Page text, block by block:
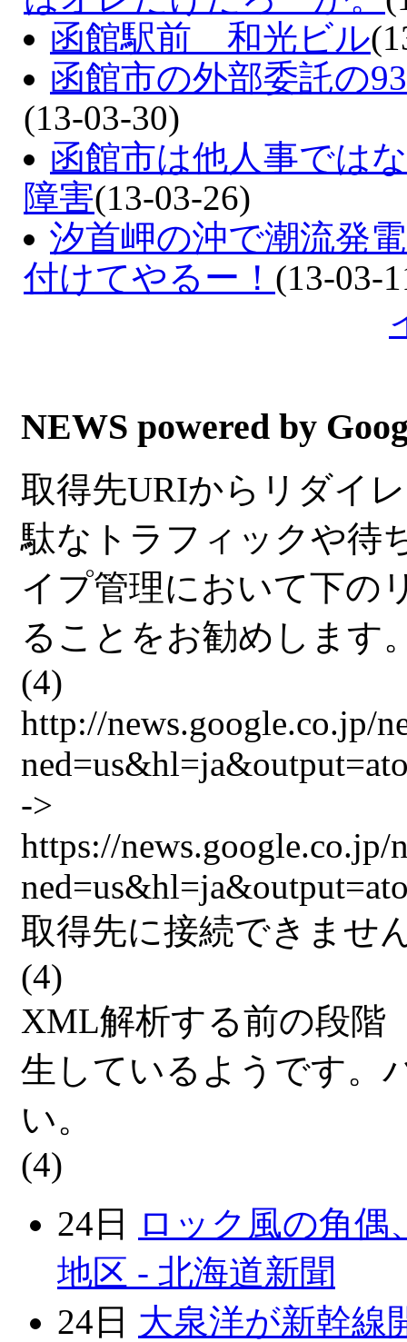
函館駅前 和光ビル
函館市の外部委託の
(13-03-30)
函館市は他人事では
障害(13-03-26)
汐首岬の沖で潮流発
付けてやるー！ (13-03-
NEWS powered by
取得先URIからリダイ
駄なトラフィックや待
イプ管理において下の
ることをお勧めします
(4)
http://news.google.co.jp/
->
https://news.google.co.jp/
取得先に接続できませ
(4)
XML解析する前の段階
生しているようです。
い。
(4)
24日
ロック風の角偶
地区 - 北海道新聞
24日 大泉洋が新幹線